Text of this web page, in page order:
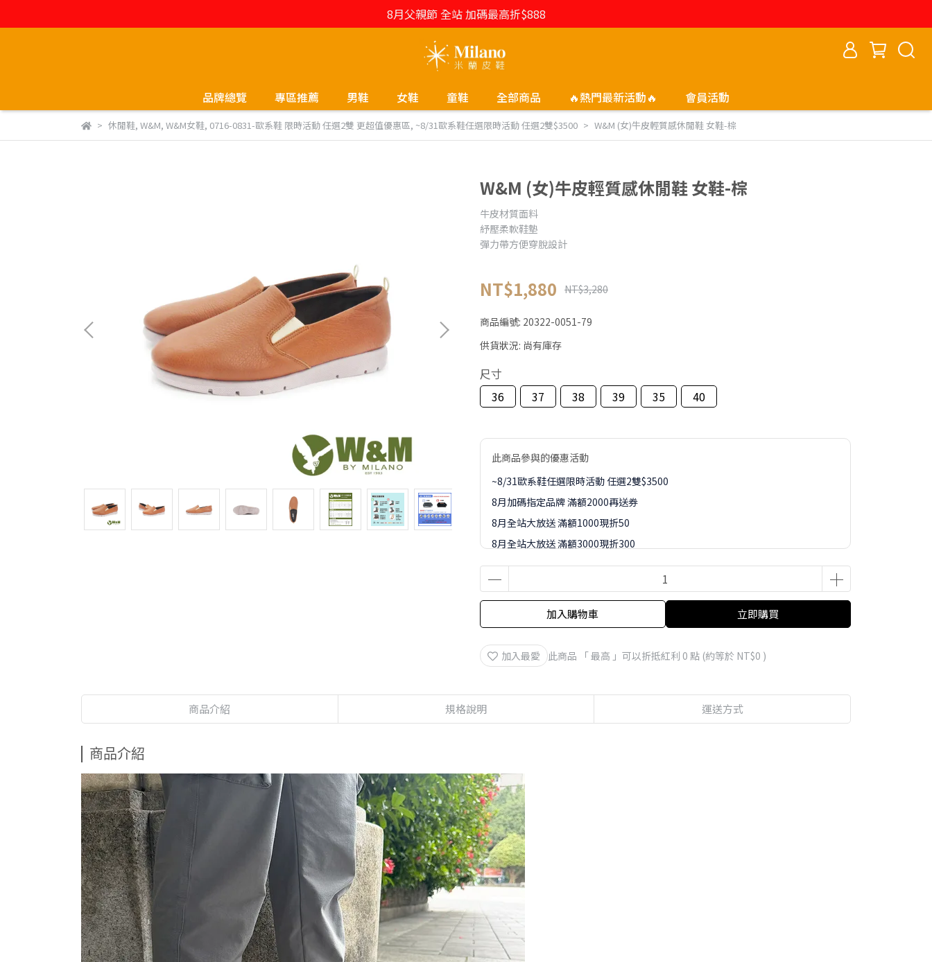
8月父親節 全站 加碼最高折$888
品牌總覽 專區推薦 男鞋 女鞋 童鞋 全部商品 🔥熱門最新活動🔥 會員活動
休閒鞋, W&M, W&M女鞋, 0716-0831-歐系鞋 限時活動 任選2雙 更超值優惠區, ~8/31歐系鞋任選限時活動 任選2雙$3500 W&M (女)牛皮輕質感休閒鞋 女鞋-棕
W&M (女)牛皮輕質感休閒鞋 女鞋-棕
牛皮材質面料
紓壓柔軟鞋墊
彈力帶方便穿脫設計
NT$1,880 NT$3,280
商品編號: 20322-0051-79
供貨狀況: 尚有庫存
尺寸
36
37 38 39 35 40
此商品參與的優惠活動
~8/31歐系鞋任選限時活動 任選2雙$3500
8月加碼指定品牌 滿額2000再送券
8月全站大放送 滿額1000現折50
8月全站大放送 滿額3000現折300
8月全站大放送 滿額5000現折450
8-9月訂單加價購1元起專區
加入購物車 立即購買
加入最愛 此商品 「 最高 」可以折抵紅利 0 點 (約等於 NT$0 )
商品介紹 規格說明 運送方式
商品介紹